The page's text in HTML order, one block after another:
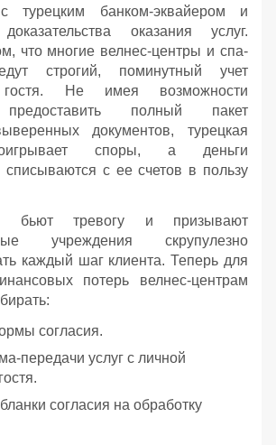
турецким банком-эквайером и
оказания услуг.
что многие велнес-центры и спа-
строгий, поминутный учет
гостя. Не имея возможности
предоставить полный пакет
документов, турецкая
споры, а деньги
списываются с ее счетов в пользу
бьют тревогу и призывают
учреждения скрупулезно
каждый шаг клиента. Теперь для
потерь велнес-центрам
согласия.
передачи услуг с личной
согласия на обработку